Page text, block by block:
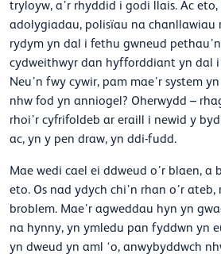
tryloyw, a’r rhyddid i godi llais. Ac
adolygiadau, polisïau na chanllawiau
rydym yn dal i fethu gwneud
cydweithwyr dan hyfforddiant yn dal
Neu’n fwy cywir, pam mae’r system
nhw fod yn anniogel? Oherwydd –
rhoi’r cyfrifoldeb ar eraill i newid y
ac, yn y pen draw, yn ddi-fudd.
Mae wedi cael ei ddweud o’r blaen, a
eto. Os nad ydych chi’n rhan o’r ateb,
broblem. Mae’r agweddau hyn yn
na hynny, yn ymledu pan fyddwn yn
yn dweud yn aml ‘o, anwybyddwch